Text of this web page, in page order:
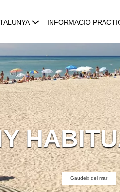
INFORMACIÓ
Gaudeix del mar